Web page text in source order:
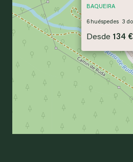
BAQUEIRA
6huéspedes 3
Desde 134 €